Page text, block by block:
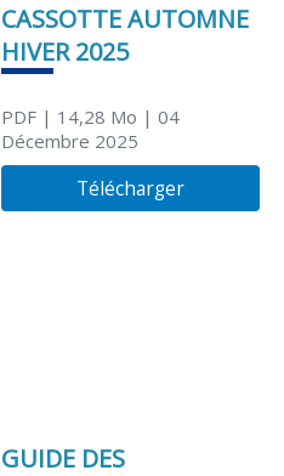
CASSOTTE AUTOMNE
HIVER 2025
PDF| 14,28 Mo | 04
Décembre 2025
Télécharger
GUIDE DES